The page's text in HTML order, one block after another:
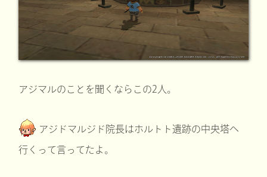
アジマルのことを聞くならこの2人。
アジドマルジド院長はホルトト遺跡の中央塔へ
行くって言ってたよ。